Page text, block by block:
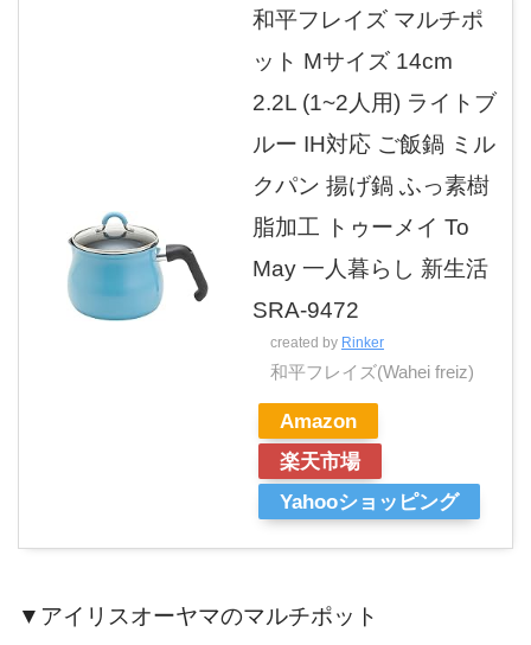
和平フレイズ マルチポ
ット Mサイズ 14cm
2.2L (1~2人用) ライトブ
ルー IH対応 ご飯鍋 ミル
クパン 揚げ鍋 ふっ素樹
脂加工 トゥーメイ To
May 一人暮らし 新生活
SRA-9472
created by Rinker
和平フレイズ(Wahei freiz)
Amazon
楽天市場
Yahooショッピング
▼アイリスオーヤマのマルチポット